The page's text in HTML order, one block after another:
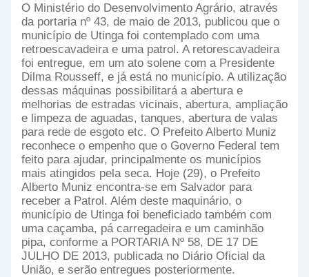
O Ministério do Desenvolvimento Agrário, através
da portaria nº 43, de maio de 2013, publicou que o
município de Utinga foi contemplado com uma
retroescavadeira e uma patrol. A retorescavadeira
foi entregue, em um ato solene com a Presidente
Dilma Rousseff, e já está no município. A utilização
dessas máquinas possibilitará a abertura e
melhorias de estradas vicinais, abertura, ampliação
e limpeza de aguadas, tanques, abertura de valas
para rede de esgoto etc. O Prefeito Alberto Muniz
reconhece o empenho que o Governo Federal tem
feito para ajudar, principalmente os municípios
mais atingidos pela seca. Hoje (29), o Prefeito
Alberto Muniz encontra-se em Salvador para
receber a Patrol. Além deste maquinário, o
município de Utinga foi beneficiado também com
uma caçamba, pá carregadeira e um caminhão
pipa, conforme a PORTARIA Nº 58, DE 17 DE
JULHO DE 2013, publicada no Diário Oficial da
União, e serão entregues posteriormente.